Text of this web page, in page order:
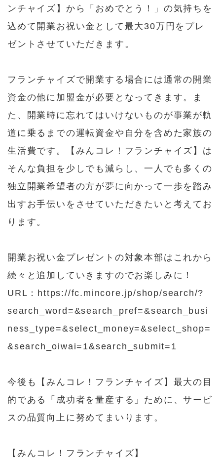
ンチャイズ 】から「おめでとう！」の気持ちを
込めて開業お祝い金として最大30万円をプレ
ゼントさせていただきます。
フランチャイズで開業する場合には通常の開業
資金の他に加盟金が必要となってきます。ま
た、開業時に忘れてはいけないものが事業が軌
道に乗るまでの運転資金や自分を含めた家族の
生活費です。【みんコレ！フランチャイズ】は
そんな負担を少しでも減らし、一人でも多くの
独立開業希望者の方が夢に向かって一歩を踏み
出すお手伝いをさせていただきたいと考えてお
ります。
開業お祝い金プレゼントの対象本部はこれから
続々と追加していきますのでお楽しみに！
URL： https://fc.mincore.jp/shop/search/?
search_word=&search_pref=&search_busi
ness_type=&select_money=&select_shop=
&search_oiwai=1&search_submit=1
今後も【みんコレ！フランチャイズ】最大の目
的である「成功者を量産する」ために、サービ
スの品質向上に努めてまいります。
【みんコレ！フランチャイズ】